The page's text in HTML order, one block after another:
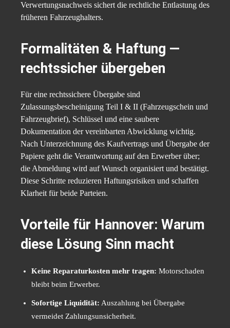
Verwertungsnachweis sichert die rechtliche Entlastung des
früheren Fahrzeughalters.
Formalitäten & Haftung —
rechtssicher übergeben
Für eine rechtssichere Übergabe sind
Zulassungsbescheinigung Teil I & II (Fahrzeugschein und
Fahrzeugbrief), Schlüssel und eine saubere
Dokumentation der vereinbarten Abwicklung wichtig.
Nach Unterzeichnung des Kaufvertrags und Übergabe der
Papiere geht die Verantwortung auf den Erwerber über;
die Abmeldung wird auf Wunsch organisiert und bestätigt.
Diese Schritte reduzieren Haftungsrisiken und schaffen
Klarheit für beide Parteien.
Vorteile für Hannover: Warum
diese Lösung Sinn macht
Keine Reparaturkosten mehr tragen: Motorschaden
bleibt beim Erwerber.
Sofortige Liquidität: Auszahlung bei Übergabe
vermeidet Zahlungsunsicherheit.